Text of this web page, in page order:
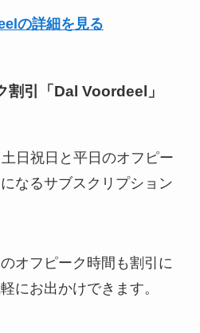
の詳細を見る
割引「Dal Voordeel」
土日祝日と平日のオフピー
なるサブスクリプション
オフピーク時間も割引に
にお出かけできます。